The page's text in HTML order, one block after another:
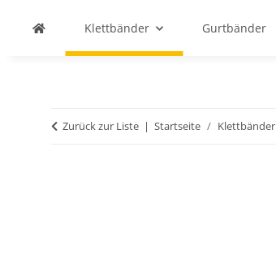
Klettbänder Gurtbänder
Zurück zur Liste Startseite Klettbänder